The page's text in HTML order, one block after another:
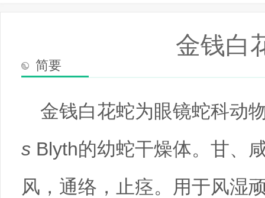
金钱白
简要
金钱白花蛇为眼镜蛇科动
s Blyth的幼蛇干燥体。甘、
风，通络，止痉。用于风湿